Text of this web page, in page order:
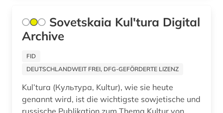
Sovetskaia Kul'tura Digital
Archive
FID
DEUTSCHLANDWEIT FREI, DFG-GEFÖRDERTE LIZENZ
Kul’tura (Культура, Kultur), wie sie heute
genannt wird, ist die wichtigste sowjetische und